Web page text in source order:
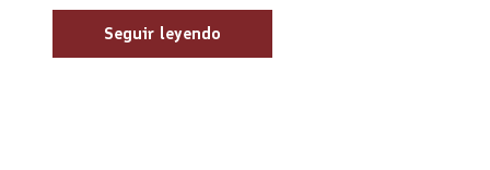
Seguir leyendo